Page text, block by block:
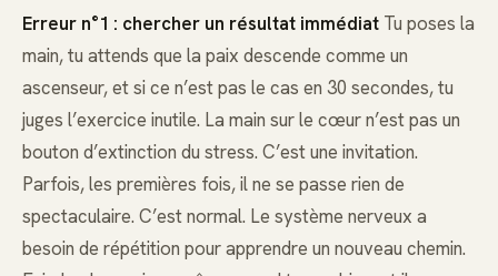
Erreur n°1 : chercher un résultat immédiat Tu poses la
main, tu attends que la paix descende comme un
ascenseur, et si ce n’est pas le cas en 30 secondes, tu
juges l’exercice inutile. La main sur le cœur n’est pas un
bouton d’extinction du stress. C’est une invitation.
Parfois, les premières fois, il ne se passe rien de
spectaculaire. C’est normal. Le système nerveux a
besoin de répétition pour apprendre un nouveau chemin.